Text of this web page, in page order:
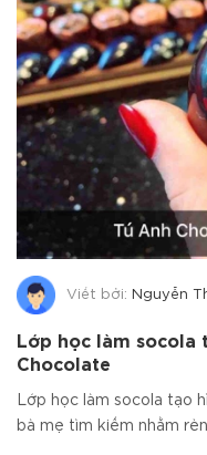
Viết bởi: Nguyễn
Lớp học làm socola
Chocolate
Lớp học làm socola tạo
bà mẹ tìm kiếm nhằm rèn